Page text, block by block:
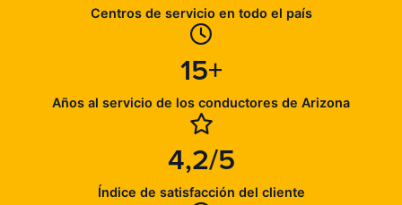
Centros de servicio en todo el país
15+
Años al servicio de los conductores de Arizona
4,2/5
Índice de satisfacción del cliente